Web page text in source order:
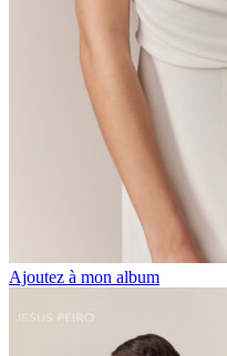
Ajoutez à mon album